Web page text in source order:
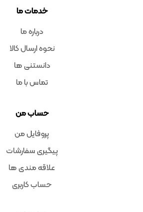
خدمات ما
درباره ما
نحوه ارسال کالا
دانستنی ها
تماس با ما
حساب من
پروفایل من
پیگیری سفارشات
علاقه مندی ها
حساب کاربری